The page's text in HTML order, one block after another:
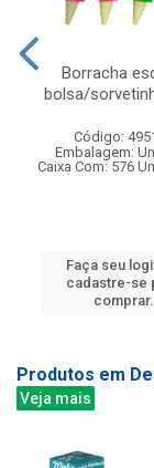
Borracha
bolsa/
Código:
Embalagem:
Caixa Com: 576
Faça seu
cadastre-se
comprar.
Produtos em
Veja mais